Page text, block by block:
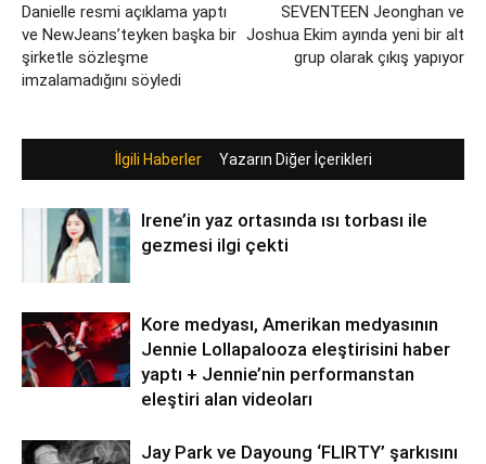
Danielle resmi açıklama yaptı
ve NewJeans’teyken başka bir
şirketle sözleşme
imzalamadığını söyledi
SEVENTEEN Jeonghan ve
Joshua Ekim ayında yeni bir alt
grup olarak çıkış yapıyor
İlgili Haberler Yazarın Diğer İçerikleri
Irene’in yaz ortasında ısı torbası ile
gezmesi ilgi çekti
Kore medyası, Amerikan medyasının
Jennie Lollapalooza eleştirisini haber
yaptı + Jennie’nin performanstan
eleştiri alan videoları
Jay Park ve Dayoung ‘FLIRTY’ şarkısını